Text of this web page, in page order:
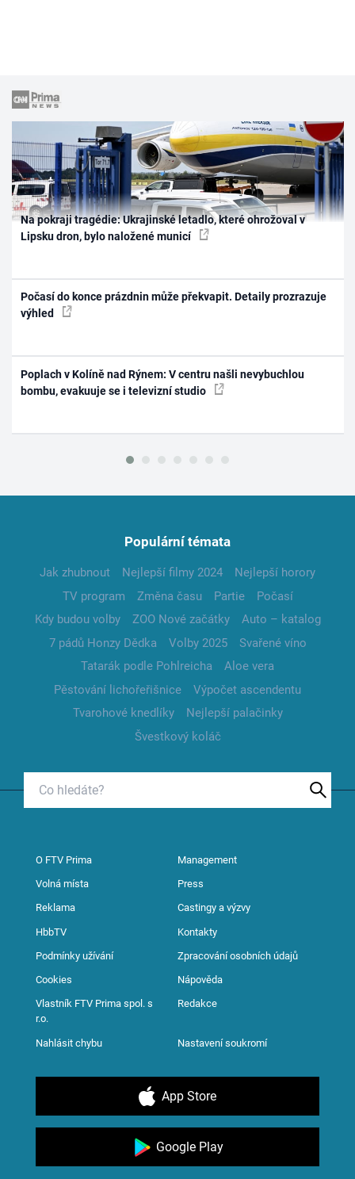
Na pokraji tragédie: Ukrajinské letadlo, které ohrožoval v
Lipsku dron, bylo naložené municí
Počasí do konce prázdnin může překvapit. Detaily prozrazuje
výhled
Poplach v Kolíně nad Rýnem: V centru našli nevybuchlou
bombu, evakuuje se i televizní studio
Populární témata
Jak zhubnout Nejlepší filmy 2024
Nejlepší horory
TV program
Změna času Partie
Počasí
Kdy budou volby
ZOO Nové začátky
Auto – katalog
7 pádů Honzy Dědka
Volby 2025
Svařené víno
Tatarák podle Pohlreicha
Aloe vera
Pěstování lichořeřišnice
Výpočet ascendentu
Tvarohové knedlíky
Nejlepší palačinky
Švestkový koláč
O FTV Prima Management
Volná místa Press
Reklama Castingy a výzvy
HbbTV Kontakty
Podmínky užívání Zpracování osobních údajů
Cookies Nápověda
Vlastník FTV Prima spol. s
r.o.
Redakce
Nahlásit chybu Nastavení soukromí
App Store
Google Play